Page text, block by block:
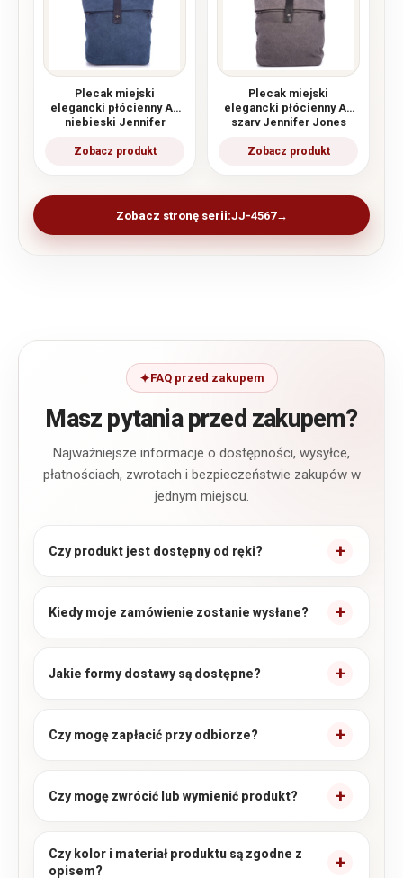
Plecak miejski
elegancki płócienny A4
niebieski Jennifer
Plecak miejski
elegancki płócienny A4
szary Jennifer Jones
Zobacz stronę serii:JJ-4567
FAQ przed zakupem
Masz pytania przed zakupem?
Najważniejsze informacje o dostępności, wysyłce,
płatnościach, zwrotach i bezpieczeństwie zakupów w
jednym miejscu.
Czy produkt jest dostępny od ręki?
Kiedy moje zamówienie zostanie wysłane?
Jakie formy dostawy są dostępne?
Czy mogę zapłacić przy odbiorze?
Czy mogę zwrócić lub wymienić produkt?
Czy kolor i materiał produktu są zgodne z
opisem?